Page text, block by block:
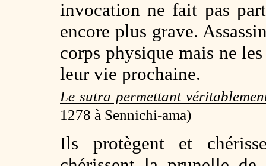
invocation ne fait pas
encore plus grave.
corps physique mais ne
leur vie prochaine.
Le sutra permettant
1278 à Sennichi-ama)
Ils protègent et